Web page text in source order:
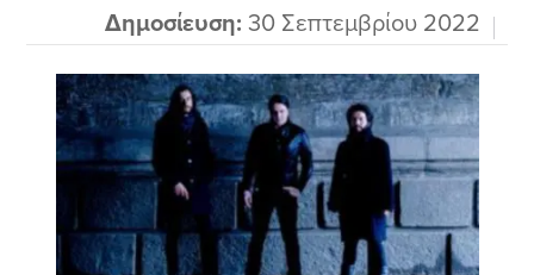
Δημοσίευση: 30 Σεπτεμβρίου 2022